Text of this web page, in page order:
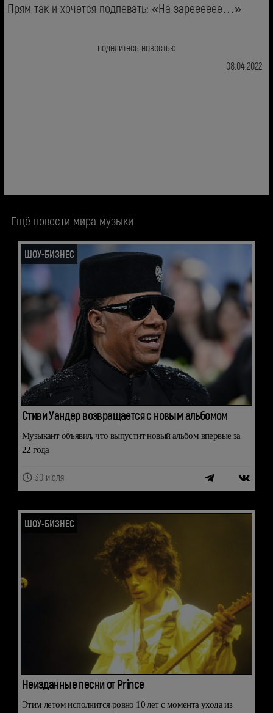
Прям так и хочется подпевать: «На зарееееее…»
поделитесь новостью
08.04.2022
Ещё новости мира музыки
ШОУ-БИЗНЕС
Стиви Уандер возвращается с новым альбомом
Музыкант объявил, что выпустит новый альбом впервые за
22 года
30 июля
ШОУ-БИЗНЕС
Неизданные песни от Prince
Этим летом исполнится ровно 10 лет с момента ухода из